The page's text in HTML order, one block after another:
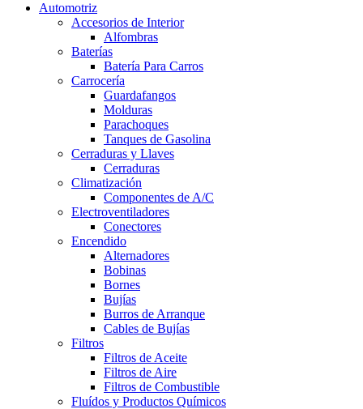
Automotriz
Accesorios de Interior
Alfombras
Baterías
Batería Para Carros
Carrocería
Guardafangos
Molduras
Parachoques
Tanques de Gasolina
Cerraduras y Llaves
Cerraduras
Climatización
Componentes de A/C
Electroventiladores
Conectores
Encendido
Alternadores
Bobinas
Bornes
Bujías
Burros de Arranque
Cables de Bujías
Filtros
Filtros de Aceite
Filtros de Aire
Filtros de Combustible
Fluídos y Productos Químicos